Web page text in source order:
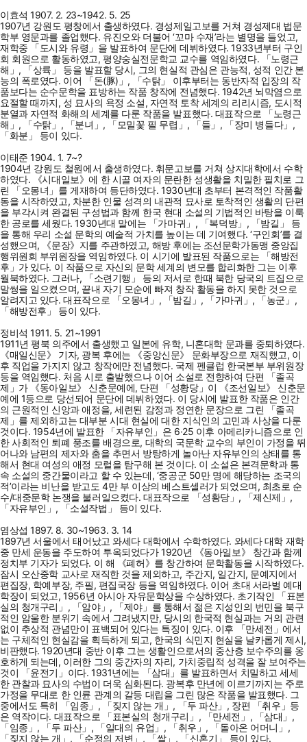
이효석 1907. 2. 23~1942. 5. 25
1907년 강원도 평창에서 출생하였다. 경성제일고보를 거쳐 경성제대 법문
학부 영문과를 졸업했다. 유진오와 더불어 ‘꼬마 수재’라는 별명을 들었고,
재학중 「도시와 유령」을 발표하여 문단에 데뷔하였다. 1933년부터 구인
회 회원으로 활동하였고, 평양숭실전문학교 교수를 역임하였다. 「노령근
해」, 「상륙」 등을 발표할 당시, 그의 현실적 관심은 관능적, 성적 인간 본
능의 폭로였다. 이어 「돈(豚)」, 「수탉」 이후부터는 동반자적 입장의 작
품보다는 순수문학을 표방하는 작품 창작에 전념했다. 1942년 뇌막염으로
요절할 때까지, 성 묘사의 욕정 소설, 자연적 토착 세계의 리리시즘, 도시적
분열과 자연적 화해의 세계를 다룬 작품을 발표했다. 대표작으로 「노령근
해」, 「수탉」, 「분녀」, 「모밀꽃 필 무렵」, 「들」, 「장미 병들다」,
「화분」 등이 있다.
이태준 1904. 1. 7~?
1904년 강원도 철원에서 출생하였다. 휘문고보를 거쳐 상지대학에서 수학
하였다. 《시대일보》에 한 시골 여자의 문란한 성생활을 치밀한 필치로 그
린 「오몽녀」를 게재하여 등단하였다. 1930년대 초부터 본격적인 작품활
동을 시작하였고, 차분한 인물 성격의 내관적 묘사로 토착적인 생활의 단편
을 부각시켜 완결된 구성법과 함께 한국 현대 소설의 기법적인 바탕을 이룩
한 공로를 세웠다. 1930년대 말에는 「가마귀」, 「복덕방」, 「밤길」 등
을 통해 우리 소설 문학의 예술적 가치를 높이는 데 기여했다. ‘구인회’를 결
성했으며, 《문장》지를 주관하였고, 해방 후에는 조선문학가동맹 중앙집
행위원회 부위원장을 역임하였다. 이 시기에 발표된 작품으로는 「해방전
후」가 있다. 이 작품으로 자신의 문학 세계의 변모를 합리화한 그는 이후
월북하였다. 그러나, 「소련기행」 등의 저서로 한때 북한 당국의 트집으로
말썽을 일으켰으며, 끝내 자기 모순에 빠져 창작 활동을 하지 못한 것으로
알려지고 있다. 대표작으로 「오몽녀」, 「밤길」, 「가마귀」, 「농군」,
「해방전후」 등이 있다.
정비석 1911. 5. 21~1991
1911년 평북 의주에서 출생했고 일본에 유학, 니혼대학 문과를 중퇴하였다.
《매일신문》 기자, 광복 후에는 《중앙신문》 문화부장으로 재직했고, 이
후 직업을 가지지 않고 창작에만 전념했다. 국제 펜클럽 한국본부 부위원장
등을 역임했다. 처음 시로 출발했으나 이어 소설로 전향하여 단편 「졸곡
제」가 《동아일보》 신춘문예에, 단편 「성황당」이 《조선일보》 신춘문
예에 1등으로 당선되어 문단에 데뷔하였다. 이 당시에 발표한 작품은 인간
의 근원적인 신앙과 애정을, 세련된 감정과 정연한 문장으로 그린 「졸곡
제」를 제외하고는 대부분 시대 현실에 대한 지식인의 고민과 사상을 다룬
것이다. 1954년에 발표한 「자유부인」은 6·25 이후 아메리카니즘으로 인
한 사회적인 퇴폐 풍조를 배경으로, 대학의 국문학 교수의 부인이 가정을 뛰
어나와 남편의 제자와 춤을 추면서 방탕하게 놀아난 자유부인의 상태를 통
해서 현대 여성의 애정 모럴을 탐구해 본 것이다. 이 소설은 본격문학과 통
속 소설의 중간물이라고 할 수 있는데, ‘중공군 50만 명에 해당하는 조국의
적’이라는 비난을 받고도 4만 부 이상의 베스트셀러가 되었으며, 최초로 순
수/대중문학 논쟁을 불러일으켰다. 대표작으로 「성황당」, 「제신제」,
「자유부인」, 「소설작법」 등이 있다.
염상섭 1897. 8. 30~1963. 3. 14
1897년 서울에서 태어났고 와세다 대학에서 수학하였다. 와세다 대학 재학
중 만세 운동을 주도하여 투옥되었다가 1920년 《동아일보》 창간과 함께
정치부 기자가 되었다. 이 해 《폐허》를 창간하여 문학활동을 시작하였다.
잠시 오산중학 교사로 재직한 것을 제외하고, 주간지, 일간지, 문예지에서
편집장, 학예부장, 주필, 편집국장 등을 역임하였다. 이어 초대 서라벌 예대
학장이 되었고, 1956년 아시아 자유문학상을 수상하였다. 초기작인 「표본
실의 청개구리」, 「암야」, 「제야」를 통해서 젊은 지성인의 번민을 북구
적인 암울한 분위기 속에서 그려냈지만, 당시의 한국적 현실과는 거의 관련
없이 추상적 관념만이 표백되어 있다는 특징이 있다. 이후 「만세전」에서
는 구체적인 현실감을 획득하게 되고, 한국의 식민지 현실을 날카롭게 제시,
비판했다. 1920년대 중반 이후 그는 생활인으로서의 중산층 보수주의를 옹
호하게 되는데, 이러한 그의 중간자의 자리, 가치중립적 성격을 잘 보여주는
것이 「윤전기」이다. 1931년에는 「삼대」를 발표하면서 치밀하고 세세
한 관찰과 묘사의 수법이 더욱 심화된다. 광복후 만년에 이르기까지는 주로
가정을 무대로 한 인륜 관계의 갈등 대립을 그린 많은 작품을 발표했다. 그
중에서도 특히 「임종」, 「짖지 않는 개」, 「두 파산」, 장편 「취우」등
은 역작이다. 대표작으로 「표본실의 청개구리」, 「만세전」, 「삼대」,
「임종」, 「두 파산」, 「일대의 유업」, 「취우」, 「돌아온 어머니」,
「짖지 않는 개」, 「순정의 저변」, 「쌀」, 「신혼기」 등이 있다.